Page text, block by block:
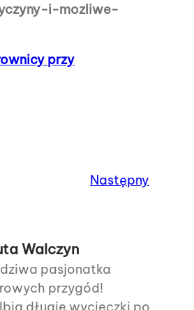
i-mozliwe-
przy
Następny
Walczyn
pasjonatka
przygód!
długie wycieczki po